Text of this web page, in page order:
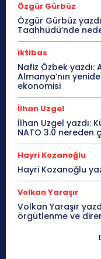
Özgür Gürbüz
Özgür Gürbüz
Taahhüdü’nde
iktibas
Nafiz Özbek
Almanya’nın
ekonomisi
İlhan Uzgel
İlhan Uzgel yazdı:
NATO 3.0 nereden
Hayri Kozanoğlu
Hayri Kozanoğlu
Volkan Yaraşır
Volkan Yaraşır
örgütlenme ve